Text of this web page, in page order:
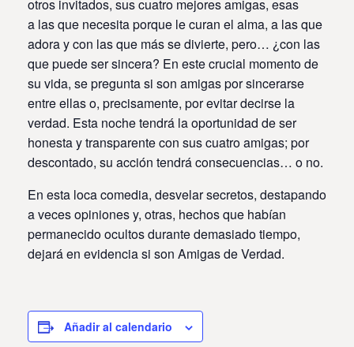
otros invitados, sus cuatro mejores amigas, esas
a las que necesita porque le curan el alma, a las que
adora y con las que más se divierte, pero… ¿con las
que puede ser sincera? En este crucial momento de
su vida, se pregunta si son amigas por sincerarse
entre ellas o, precisamente, por evitar decirse la
verdad. Esta noche tendrá la oportunidad de ser
honesta y transparente con sus cuatro amigas; por
descontado, su acción tendrá consecuencias… o no.
En esta loca comedia, desvelar secretos, destapando
a veces opiniones y, otras, hechos que habían
permanecido ocultos durante demasiado tiempo,
dejará en evidencia si son Amigas de Verdad.
Añadir al calendario